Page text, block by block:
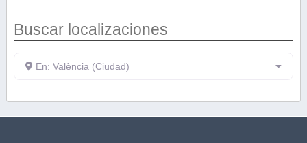
Buscar localizaciones
En: València (Ciudad)